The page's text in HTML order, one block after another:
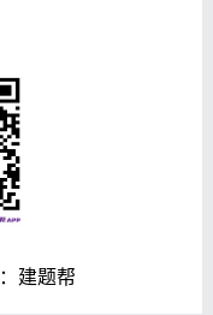
建题帮